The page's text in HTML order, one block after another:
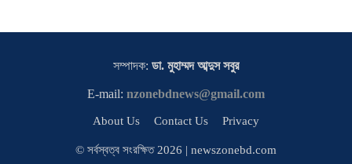
সম্পাদক: ডা. মুহাম্মদ আব্দুস সবুর
E-mail: nzonebdnews@gmail.com
About Us Contact Us Privacy
© সর্বস্বত্ব সংরক্ষিত 2026 | newszonebd.com